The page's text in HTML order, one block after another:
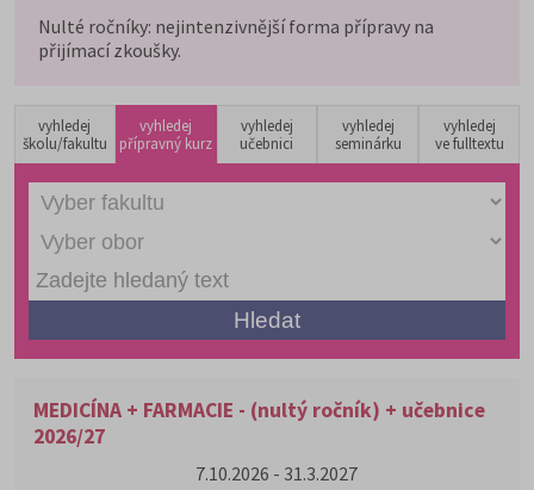
Nulté ročníky: nejintenzivnější forma přípravy na
přijímací zkoušky.
vyhledej
školu/fakultu
vyhledej
přípravný kurz
vyhledej
učebnici
vyhledej
seminárku
vyhledej
ve fulltextu
MEDICÍNA + FARMACIE - (nultý ročník) + učebnice
2026/27
7.10.2026 - 31.3.2027